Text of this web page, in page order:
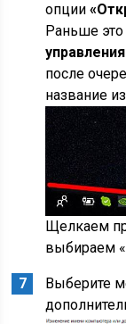
опции
Раньше
после
название
Щелкаем
выбираем
Выберите